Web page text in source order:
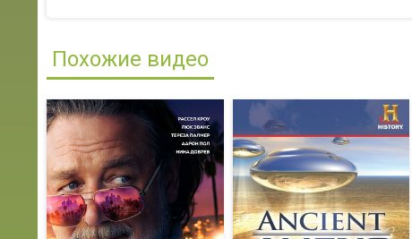
Похожие видео